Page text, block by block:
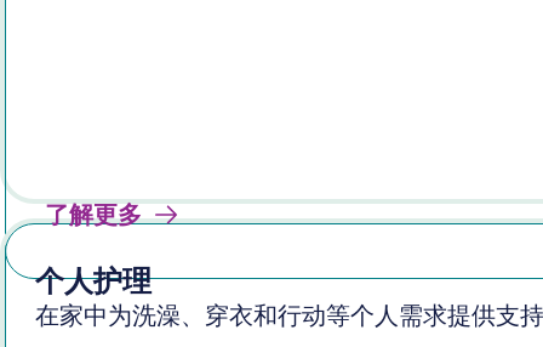
了解更多
个人护理
在家中为洗澡、穿衣和行动等个人需求提供支持